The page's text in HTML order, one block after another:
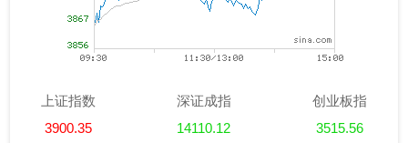
上证指数
3900.35
深证成指
14110.12
创业板指
3515.56